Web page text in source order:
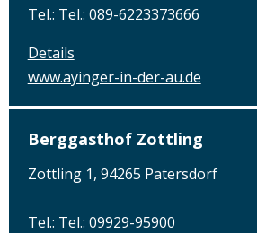
Tel.: Tel.: 089-6223373666
Details
www.ayinger-in-der-au.de
Berggasthof Zottling
Zottling 1, 94265 Patersdorf
Tel.: Tel.: 09929-95900